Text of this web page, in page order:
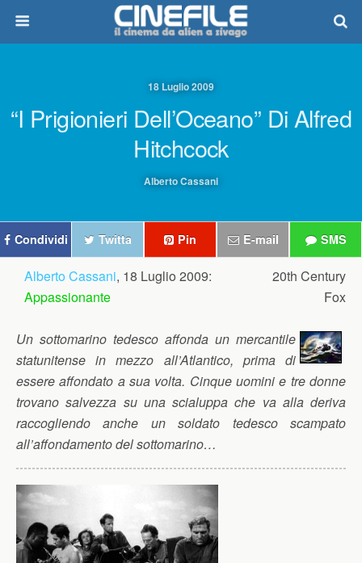
18 Luglio 2009
“I Prigionieri Dell’Oceano” Di Alfred
Hitchcock
Alberto Cassani
Condividi Twitta Pin E-mail SMS
Alberto Cassani, 18 Luglio 2009:
Appassionante
20th Century
Fox
Un sottomarino tedesco affonda un mercantile
statunitense in mezzo all’Atlantico, prima di
essere affondato a sua volta. Cinque uomini e tre donne
trovano salvezza su una scialuppa che va alla deriva
raccogliendo anche un soldato tedesco scampato
all’affondamento del sottomarino…